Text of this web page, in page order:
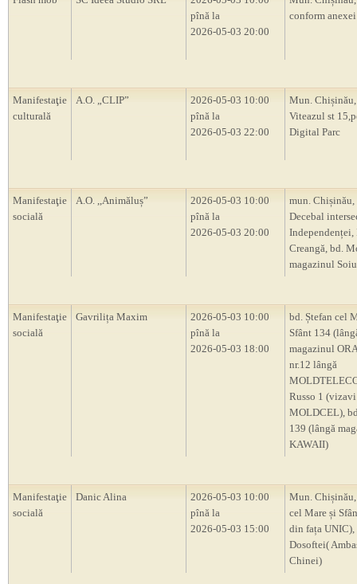
pînă la
2026-05-03 20:00
conform anexei
Manifestaţie
culturală
A.O. „CLIP”
2026-05-03 10:00
pînă la
2026-05-03 22:00
Mun.
Viteazul st
Digital Parc
Manifestaţie
socială
A.O. ,,Animăluș”
2026-05-03 10:00
pînă la
2026-05-03 20:00
mun. Chișinău,
Decebal
Independenței,
Creangă, bd.
magazinul
Manifestaţie
socială
Gavrilița Maxim
2026-05-03 10:00
pînă la
2026-05-03 18:00
bd. Ștefan cel
Sfânt 134
magazinul
nr.12 lângă
Russo 1 (vizavi
MOLDCEL),
139 (lângă
KAWAII)
Manifestaţie
socială
Danic Alina
2026-05-03 10:00
pînă la
2026-05-03 15:00
Mun.
cel Mare și
din fața UNIC),
Dosoftei(
Chinei)